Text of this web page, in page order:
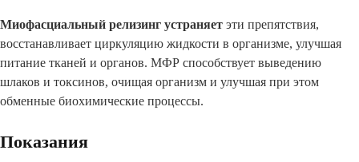
Миофасциальный релизинг устраняет эти препятствия,
восстанавливает циркуляцию жидкости в организме, улучшая
питание тканей и органов. МФР способствует выведению
шлаков и токсинов, очищая организм и улучшая при этом
обменные биохимические процессы.
Показания